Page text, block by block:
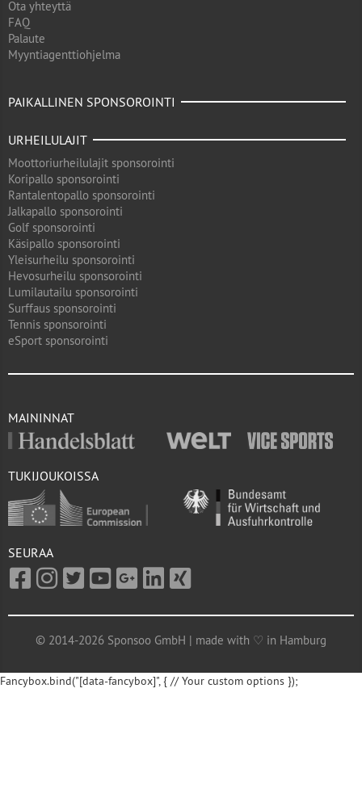
Ota yhteyttä
FAQ
Palaute
Myyntiagenttiohjelma
PAIKALLINEN SPONSOROINTI
URHEILULAJIT
Moottoriurheilulajit sponsorointi
Koripallo sponsorointi
Rantalentopallo sponsorointi
Jalkapallo sponsorointi
Golf sponsorointi
Käsipallo sponsorointi
Yleisurheilu sponsorointi
Hevosurheilu sponsorointi
Lumilautailu sponsorointi
Surffaus sponsorointi
Tennis sponsorointi
eSport sponsorointi
MAININNAT
TUKIJOUKOISSA
SEURAA
© 2014-2026 Sponsoo GmbH | made with ♡ in Hamburg
Fancybox.bind("[data-fancybox]", { // Your custom options });